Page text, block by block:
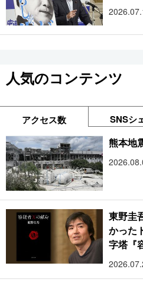
人気のコンテンツ
アクセス数 SNSシ
熊本地
東野圭
かった
字塔『